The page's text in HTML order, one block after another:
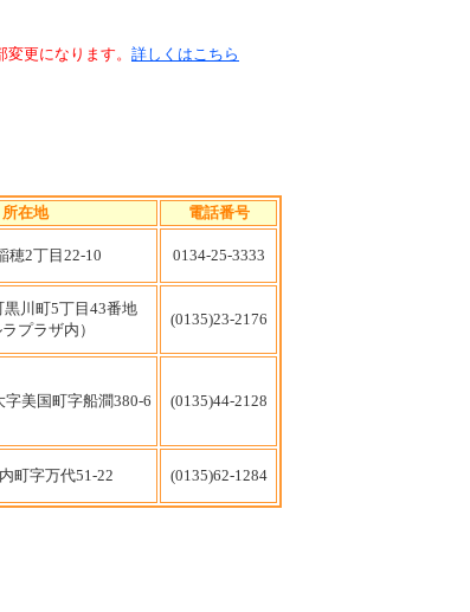
更になります。 詳しくはこちら
所在地 電話番号
穂2丁目22-10
0134-25-3333
川町5丁目43番地
ラプラザ内）
(0135)23-2176
美国町字船澗380-6 (0135)44-2128
町字万代51-22
(0135)62-1284